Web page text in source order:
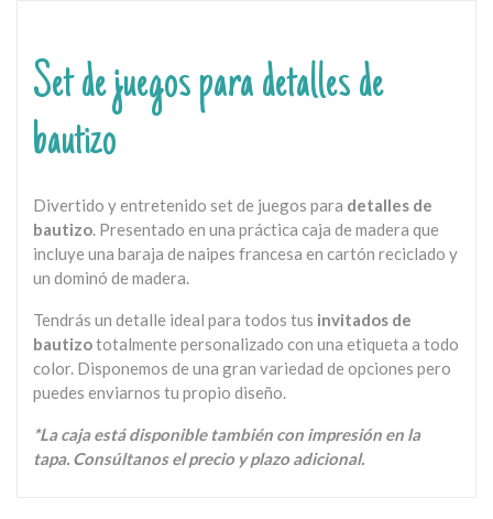
Set de juegos para detalles de
bautizo
Divertido y entretenido set de juegos para detalles de
bautizo. Presentado en una práctica caja de madera que
incluye una baraja de naipes francesa en cartón reciclado y
un dominó de madera.
Tendrás un detalle ideal para todos tus invitados de
bautizototalmente personalizado con una etiqueta a todo
color. Disponemos de una gran variedad de opciones pero
puedes enviarnos tu propio diseño.
*La caja está disponible también con impresión en la
tapa. Consúltanos el precio y plazo adicional.